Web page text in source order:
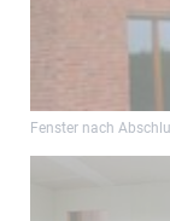
Fenster nach